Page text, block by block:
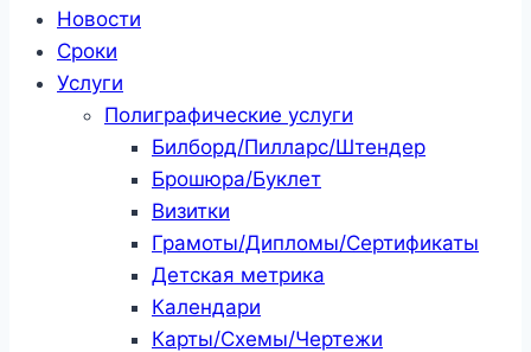
Новости
Сроки
Услуги
Полиграфические услуги
Билборд/Пилларс/Штендер
Брошюра/Буклет
Визитки
Грамоты/Дипломы/Сертификаты
Детская метрика
Календари
Карты/Схемы/Чертежи